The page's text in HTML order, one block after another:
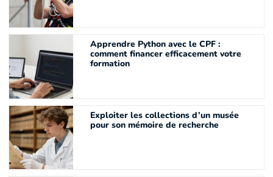
Apprendre Python avec le CPF :
comment financer efficacement votre
formation
Exploiter les collections d’un musée
pour son mémoire de recherche